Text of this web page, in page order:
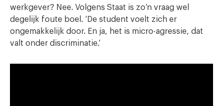
werkgever? Nee. Volgens Staat is zo’n vraag wel
degelijk foute boel. ‘De student voelt zich er
ongemakkelijk door. En ja, het is micro-agressie, dat
valt onder discriminatie.’